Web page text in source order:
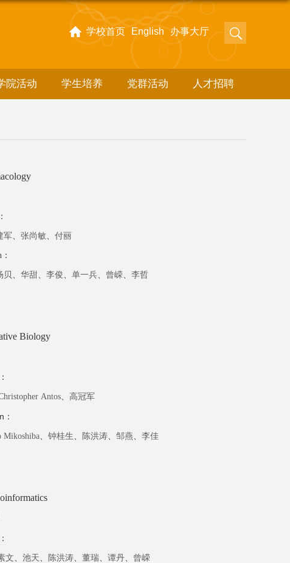
学校首页 English 办事大厅
院活动 学生培养 党群活动 人才招聘
：
军、 张尚敏、 付丽
：
贝 、 华甜、 李俊、 单一兵、 曾嵘、 李哲
Biology
：
Antos、 高冠军
：
Mikoshiba、 钟桂生、 陈洪涛、 邹燕、 李佳
：
文、 池天、 陈洪涛、 董瑞、 谭丹、 曾嵘